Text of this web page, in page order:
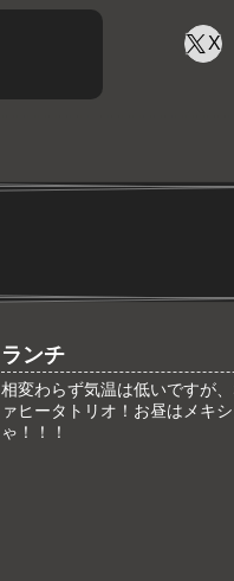
X
ランチ
相変わらず気温は低いですが
ァヒータトリオ！お昼はメキ
ゃ！！！